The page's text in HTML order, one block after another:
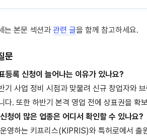
는 본문 섹션과관련 글을 함께 참고하세요.
문
등록 신청이 늘어나는 이유가 있나요?
기 사업 정비 시점과 맞물려 신규 창업자와
다. 또한 하반기 본격 영업 전에 상표권을 확
청이 많은 업종은 어디서 확인할 수 있나요?
영하는 키프리스(KIPRIS)와 특허로에서